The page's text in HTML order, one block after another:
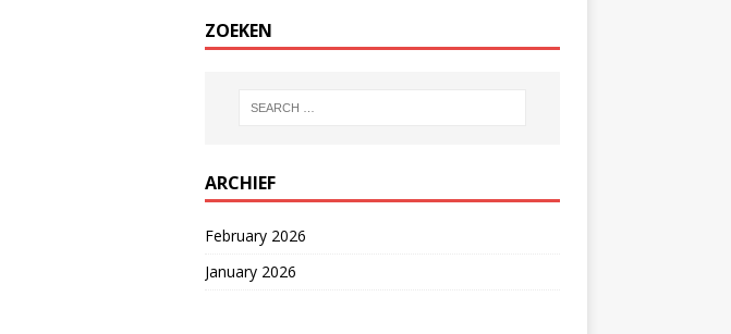
ZOEKEN
ARCHIEF
February 2026
January 2026